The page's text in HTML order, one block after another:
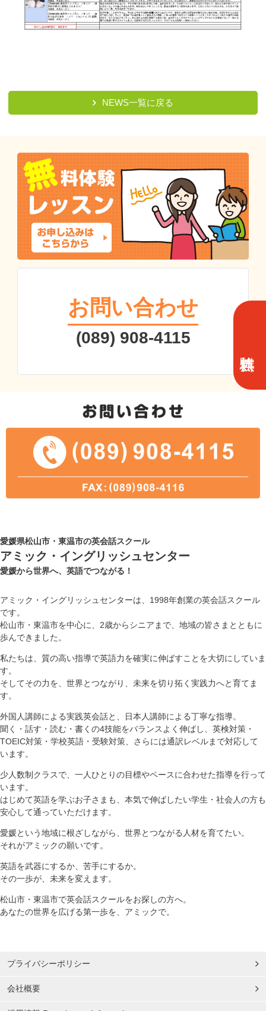
NEWS一覧に戻る
お問い合わせ
(089) 908-4115
愛媛県松山市・東温市の英会話スクール
アミック・イングリッシュセンター
愛媛から世界へ、英語でつながる！
アミック・イングリッシュセンターは、1998年創業の英会話スクール
です。
松山市・東温市を中心に、2歳からシニアまで、地域の皆さまとともに
歩んできました。
私たちは、質の高い指導で英語力を確実に伸ばすことを大切にしていま
す。
そしてその力を、世界とつながり、未来を切り拓く実践力へと育てま
す。
外国人講師による実践英会話と、日本人講師による丁寧な指導。
聞く・話す・読む・書くの4技能をバランスよく伸ばし、英検対策・
TOEIC対策・学校英語・受験対策、さらには通訳レベルまで対応して
います。
少人数制クラスで、一人ひとりの目標やペースに合わせた指導を行って
います。
はじめて英語を学ぶお子さまも、本気で伸ばしたい学生・社会人の方も
安心して通っていただけます。
愛媛という地域に根ざしながら、世界とつながる人材を育てたい。
それがアミックの願いです。
英語を武器にするか、苦手にするか。
その一歩が、未来を変えます。
松山市・東温市で英会話スクールをお探しの方へ。
あなたの世界を広げる第一歩を、アミックで。
プライバシーポリシー
会社概要